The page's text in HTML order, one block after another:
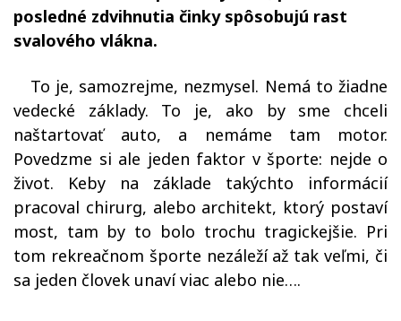
posledné zdvihnutia činky spôsobujú rast
svalového vlákna.
To je, samozrejme, nezmysel. Nemá to žiadne
vedecké základy. To je, ako by sme chceli
naštartovať auto, a nemáme tam motor.
Povedzme si ale jeden faktor v športe: nejde o
život. Keby na základe takýchto informácií
pracoval chirurg, alebo architekt, ktorý postaví
most, tam by to bolo trochu tragickejšie. Pri
tom rekreačnom športe nezáleží až tak veľmi, či
sa jeden človek unaví viac alebo nie….